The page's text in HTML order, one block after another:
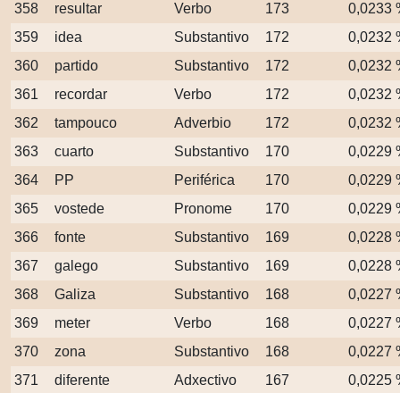
358
resultar Verbo 173
0,0233
359
idea Substantivo 172
0,0232
360
partido Substantivo 172
0,0232
361
recordar Verbo 172
0,0232
362
tampouco Adverbio 172
0,0232
363
cuarto Substantivo 170
0,0229
364
PP Periférica 170
0,0229
365
vostede Pronome 170
0,0229
366
fonte Substantivo 169
0,0228
367
galego Substantivo 169
0,0228
368
Galiza Substantivo 168
0,0227
369
meter Verbo 168
0,0227
370
zona Substantivo 168
0,0227
371
diferente Adxectivo 167
0,0225